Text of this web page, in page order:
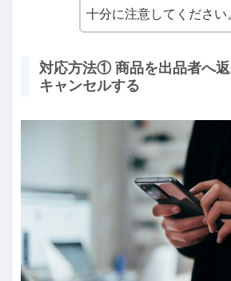
十分に注意してください
対応方法① 商品を出品者へ
キャンセルする